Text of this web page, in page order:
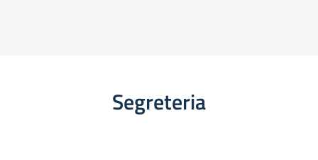
Segreteria